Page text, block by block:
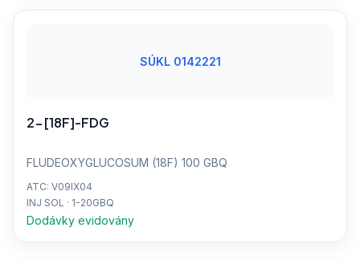
SÚKL 0142221
2-[18F]-FDG
FLUDEOXYGLUCOSUM (18F) 100 GBQ
ATC: V09IX04
INJ SOL · 1-20GBQ
Dodávky evidovány